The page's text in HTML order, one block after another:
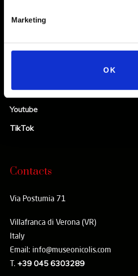
Marketing
OK
Facebook
Linkedin
Youtube
TikTok
Contacts
Via Postumia 71
Villafranca di Verona (VR)
Italy
Email: info@museonicolis.com
T. +39 045 6303289